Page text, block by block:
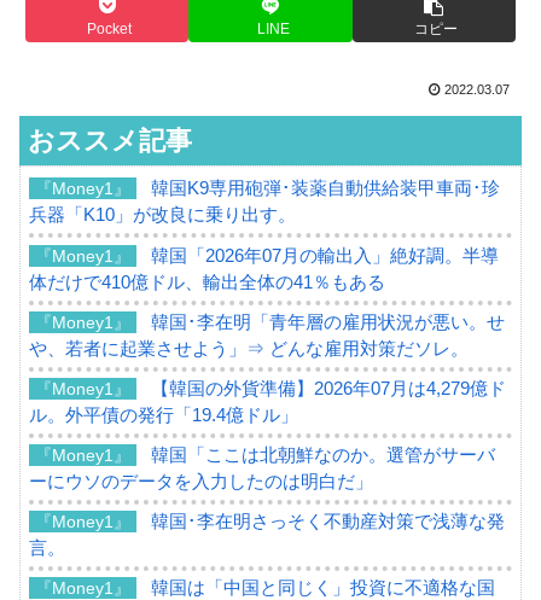
Pocket LINE コピー
2022.03.07
おススメ記事
『Money1』
韓国K9専用砲弾･装薬自動供給装甲車両･珍
兵器「K10」が改良に乗り出す。
『Money1』
韓国「2026年07月の輸出入」絶好調。半導
体だけで410億ドル、輸出全体の41％もある
『Money1』
韓国･李在明「青年層の雇用状況が悪い。せ
や、若者に起業させよう」⇒ どんな雇用対策だソレ。
『Money1』
【韓国の外貨準備】2026年07月は4,279億ド
ル。外平債の発行「19.4億ドル」
『Money1』
韓国「ここは北朝鮮なのか。選管がサーバ
ーにウソのデータを入力したのは明白だ」
『Money1』
韓国･李在明さっそく不動産対策で浅薄な発
言。
『Money1』
韓国は「中国と同じく」投資に不適格な国